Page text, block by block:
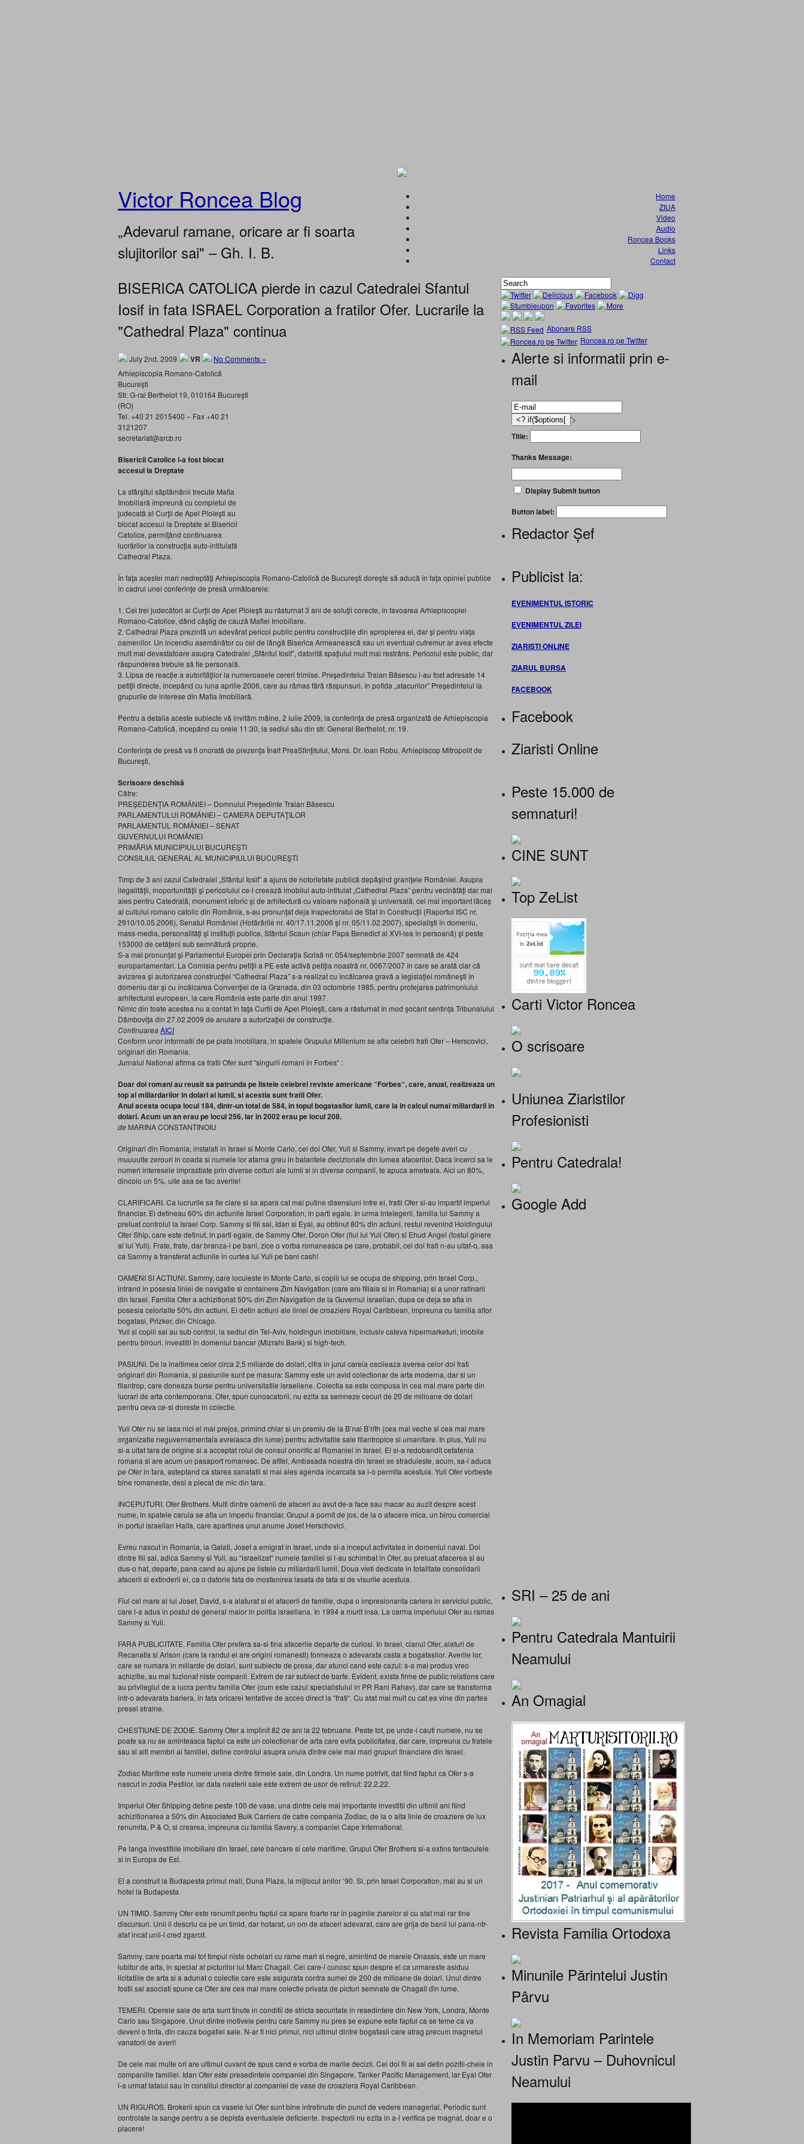
Victor Roncea Blog
„Adevarul ramane, oricare ar fi soarta
slujitorilor sai" – Gh. I. B.
Home
ZIUA
Video
Audio
Roncea Books
Links
Contact
BISERICA CATOLICA pierde in cazul Catedralei Sfantul
Iosif in fata ISRAEL Corporation a fratilor Ofer. Lucrarile la
"Cathedral Plaza" continua
July 2nd, 2009 VR
No Comments »
Arhiepiscopia Romano-Catolică
Bucureşti
Str. G-ral Berthelot 19, 010164 Bucureşti
(RO)
Tel. +40 21 2015400 – Fax +40 21
3121207
secretariat@arcb.ro
Bisericii Catolice i-a fost blocat
accesul la Dreptate
La sfârşitul săptămânii trecute Mafia
Imobiliară împreună cu completul de
judecată al Curţii de Apel Ploieşti au
blocat accesul la Dreptate al Bisericii
Catolice, permiţând continuarea
lucrărilor la construcţia auto-intitulată
Cathedral Plaza.
În faţa acestei mari nedreptăţi Arhiepiscopia Romano-Catolică de Bucureşti doreşte să aducă în faţa opiniei publice
în cadrul unei conferinţe de presă următoarele:
1. Cei trei judecători ai Curţii de Apel Ploieşti au răsturnat 3 ani de soluţii corecte, în favoarea Arhiepiscopiei
Romano-Catolice, dând câştig de cauză Mafiei Imobiliare.
2. Cathedral Plaza prezintă un adevărat pericol public pentru construcţiile din apropierea ei, dar şi pentru viaţa
oamenilor. Un incendiu asemănător cu cel de lângă Biserica Armeanească sau un eventual cutremur ar avea efecte
mult mai devastatoare asupra Catedralei „Sfântul Iosif”, datorită spaţiului mult mai restrâns. Pericolul este public, dar
răspunderea trebuie să fie personală.
3. Lipsa de reacţie a autorităţilor la numeroasele cereri trimise. Preşedintelui Traian Băsescu i-au fost adresate 14
petiţii directe, începând cu luna aprilie 2006, care au rămas fără răspunsuri, în pofida „atacurilor” Preşedintelui la
grupurile de interese din Mafia Imobiliară.
Pentru a detalia aceste subiecte vă invităm mâine, 2 iulie 2009, la conferinţa de presă organizată de Arhiepiscopia
Romano-Catolică, începând cu orele 11:30, la sediul său din str. General Berthelot, nr. 19.
Conferinţa de presă va fi onorată de prezenţa Înalt PreaSfinţitului, Mons. Dr. Ioan Robu, Arhiepiscop Mitropolit de
Bucureşti.
Scrisoare deschisă
Către:
PREŞEDENŢIA ROMÂNIEI – Domnului Preşedinte Traian Băsescu
PARLAMENTULUI ROMÂNIEI – CAMERA DEPUTAŢILOR
PARLAMENTUL ROMÂNIEI – SENAT
GUVERNULUI ROMÂNIEI
PRIMĂRIA MUNICIPIULUI BUCUREŞTI
CONSILIUL GENERAL AL MUNICIPIULUI BUCUREŞTI
Timp de 3 ani cazul Catedralei „Sfântul Iosif” a ajuns de notorietate publică depăşind graniţele României. Asupra
ilegalităţii, inoportunităţii şi pericolului ce-l creează imobilul auto-intitulat „Cathedral Plaza” pentru vecinătăţi dar mai
ales pentru Catedrală, monument istoric şi de arhitectură cu valoare naţională şi universală, cel mai important lăcaş
al cultului romano catolic din România, s-au pronunţat deja Inspectoratul de Stat în Construcţii (Raportul ISC nr.
2910/10.05.2006), Senatul României (Hotărârile nr. 40/17.11.2006 şi nr. 05/11.02.2007), specialişti în domeniu,
mass-media, personalităţi şi instituţii publice, Sfântul Scaun (chiar Papa Benedict al XVI-lea în persoană) şi peste
153000 de cetăţeni sub semnătură proprie.
S-a mai pronunţat şi Parlamentul Europei prin Declaraţia Scrisă nr. 054/septembrie 2007 semnată de 424
europarlamentari. La Comisia pentru petiţii a PE este activă petiţia noastră nr. 0067/2007 în care se arată clar că
avizarea şi autorizarea construcţiei “Cathedral Plaza” s-a realizat cu încălcarea gravă a legislaţiei româneşti în
domeniu dar şi cu încălcarea Convenţiei de la Granada, din 03 octombrie 1985, pentru protejarea patrimoniului
arhitectural european, la care România este parte din anul 1997.
Nimic din toate acestea nu a contat în faţa Curtii de Apel Ploieşti, care a răsturnat în mod şocant sentinţa Tribunalului
Dâmboviţa din 27.02.2009 de anulare a autorizaţiei de construcţie.
ContinuareaAICI
Conform unor informatii de pe piata imobiliara, in spatele Grupului Millenium se afla celebrii frati Ofer – Herscovici,
originari din Romania.
Jurnalul National afirma ca fratii Ofer sunt “singurii romani in Forbes“ :
Doar doi romani au reusit sa patrunda pe listele celebrei reviste americane “Forbes“, care, anual, realizeaza un
top al miliardarilor in dolari ai lumii, si acestia sunt fratii Ofer.
Anul acesta ocupa locul 184, dintr-un total de 584, in topul bogatasilor lumii, care ia in calcul numai miliardarii in
dolari. Acum un an erau pe locul 256, iar in 2002 erau pe locul 208.
de MARINA CONSTANTINOIU
Originari din Romania, instalati in Israel si Monte Carlo, cei doi Ofer, Yuli si Sammy, invart pe degete averi cu
muuuulte zerouri in coada si numele lor atarna greu in balantele decizionale din lumea afacerilor. Daca incerci sa le
numeri interesele imprastiate prin diverse colturi ale lumii si in diverse companii, te apuca ameteala. Aici un 80%,
dincolo un 5%, uite asa se fac averile!
CLARIFICARI. Ca lucrurile sa fie clare si sa apara cat mai putine disensiuni intre ei, fratii Ofer si-au impartit imperiul
financiar. Ei detineau 60% din actiunile Israel Corporation, in parti egale. In urma intelegerii, familia lui Sammy a
preluat controlul la Israel Corp. Sammy si fiii sai, Idan si Eyal, au obtinut 80% din actiuni, restul revenind Holdingului
Ofer Ship, care este detinut, in parti egale, de Sammy Ofer, Doron Ofer (fiul lui Yuli Ofer) si Ehud Angel (fostul ginere
al lui Yuli). Frate, frate, dar branza-i pe bani, zice o vorba romaneasca pe care, probabil, cei doi frati n-au uitat-o, asa
ca Sammy a transferat actiunile in curtea lui Yuli pe bani cash!
OAMENI SI ACTIUNI. Sammy, care locuieste in Monte Carlo, si copiii lui se ocupa de shipping, prin Israel Corp.,
intrand in posesia liniei de navigatie si containere Zim Navigation (care are filiala si in Romania) si a unor rafinarii
din Israel. Familia Ofer a achizitionat 50% din Zim Navigation de la Guvernul israelian, dupa ce deja se afla in
posesia celorlalte 50% din actiuni. Ei detin actiuni ale liniei de croaziere Royal Caribbean, impreuna cu familia altor
bogatasi, Prizker, din Chicago.
Yuli si copiii sai au sub control, la sediul din Tel-Aviv, holdinguri imobiliare, inclusiv cateva hipermarketuri, imobile
pentru birouri, investitii in domeniul bancar (Mizrahi Bank) si high-tech.
PASIUNI. De la inaltimea celor circa 2,5 miliarde de dolari, cifra in jurul careia oscileaza averea celor doi frati
originari din Romania, si pasiunile sunt pe masura: Sammy este un avid colectionar de arta moderna, dar si un
filantrop, care doneaza burse pentru universitatile israeliene. Colectia sa este compusa in cea mai mare parte din
lucrari de arta contemporana. Ofer, spun cunoscatorii, nu ezita sa semneze cecuri de 20 de milioane de dolari
pentru ceva ce-si doreste in colectie.
Yuli Ofer nu se lasa nici el mai prejos, primind chiar si un premiu de la B’nai B’rith (cea mai veche si cea mai mare
organizatie neguvernamentala evreiasca din lume) pentru activitatile sale filantropice si umanitare. In plus, Yuli nu
si-a uitat tara de origine si a acceptat rolul de consul onorific al Romaniei in Israel. El si-a redobandit cetatenia
romana si are acum un pasaport romanesc. De altfel, Ambasada noastra din Israel se straduieste, acum, sa-l aduca
pe Ofer in tara, asteptand ca starea sanatatii si mai ales agenda incarcata sa i-o permita acestuia. Yuli Ofer vorbeste
bine romaneste, desi a plecat de mic din tara.
INCEPUTURI. Ofer Brothers. Multi dintre oamenii de afaceri au avut de-a face sau macar au auzit despre acest
nume, in spatele caruia se afla un imperiu financiar. Grupul a pornit de jos, de la o afacere mica, un birou comercial
in portul israelian Haifa, care apartinea unui anume Josef Herschovici.
Evreu nascut in Romania, la Galati, Josef a emigrat in Israel, unde si-a inceput activitatea in domeniul naval. Doi
dintre fiii sai, adica Sammy si Yuli, au “israelizat“ numele familiei si l-au schimbat in Ofer, au preluat afacerea si au
dus-o hat, departe, pana cand au ajuns pe listele cu miliardarii lumii. Doua vieti dedicate in totalitate consolidarii
afacerii si extinderii ei, ca o datorie fata de mostenirea lasata de tata si de visurile acestuia.
Fiul cel mare al lui Josef, David, s-a alaturat si el afacerii de familie, dupa o impresionanta cariera in serviciul public,
care l-a adus in postul de general maior in politia israeliana. In 1994 a murit insa. La carma imperiului Ofer au ramas
Sammy si Yuli.
FARA PUBLICITATE. Familia Ofer prefera sa-si tina afacerile departe de curiosi. In Israel, clanul Ofer, alaturi de
Recanatis si Arison (care la randul ei are origini romanesti) formeaza o adevarata casta a bogatasilor. Averile lor,
care se numara in miliarde de dolari, sunt subiecte de presa, dar atunci cand este cazul: s-a mai produs vreo
achizitie, au mai fuzionat niste companii. Extrem de rar subiect de barfe. Evident, exista firme de public relations care
au privilegiul de a lucra pentru familia Ofer (cum este cazul specialistului in PR Rani Rahav), dar care se transforma
intr-o adevarata bariera, in fata oricarei tentative de acces direct la “frati“. Cu atat mai mult cu cat ea vine din partea
presei straine.
CHESTIUNE DE ZODIE. Sammy Ofer a implinit 82 de ani la 22 februarie. Peste tot, pe unde-i cauti numele, nu se
poate sa nu se aminteasca faptul ca este un colectionar de arta care evita publicitatea, dar care, impreuna cu fratele
sau si alti membri ai familiei, detine controlul asupra unuia dintre cele mai mari grupuri financiare din Israel.
Zodiac Maritime este numele uneia dintre firmele sale, din Londra. Un nume potrivit, dat fiind faptul ca Ofer s-a
nascut in zodia Pestilor, iar data nasterii sale este extrem de usor de retinut: 22.2.22.
Imperiul Ofer Shipping detine peste 100 de vase, una dintre cele mai importante investitii din ultimii ani fiind
achizitionarea a 50% din Associated Bulk Carriers de catre compania Zodiac, de la o alta linie de croaziere de lux
renumita, P & O, si crearea, impreuna cu familia Savery, a companiei Cape International.
Pe langa investitiile imobiliare din Israel, cele bancare si cele maritime, Grupul Ofer Brothers si-a extins tentaculele
si in Europa de Est.
El a construit la Budapesta primul mall, Duna Plaza, la mijlocul anilor ’90. Si, prin Israel Corporation, mai au si un
hotel la Budapesta.
UN TIMID. Sammy Ofer este renumit pentru faptul ca apare foarte rar in paginile ziarelor si cu atat mai rar tine
discursuri. Unii il descriu ca pe un timid, dar hotarat, un om de afaceri adevarat, care are grija de banii lui pana-ntr-
atat incat unii-l cred zgarcit.
Sammy, care poarta mai tot timpul niste ochelari cu rame mari si negre, amintind de marele Onassis, este un mare
iubitor de arta, in special al picturilor lui Marc Chagall. Cei care-l cunosc spun despre el ca urmareste asiduu
licitatiile de arta si a adunat o colectie care este asigurata contra sumei de 200 de milioane de dolari. Unul dintre
fostii sai asociati spune ca Ofer are cea mai mare colectie privata de picturi semnate de Chagall din lume.
TEMERI. Operele sale de arta sunt tinute in conditii de stricta securitate in resedintele din New York, Londra, Monte
Carlo sau Singapore. Unul dintre motivele pentru care Sammy nu prea se expune este faptul ca se teme ca va
deveni o tinta, din cauza bogatiei sale. N-ar fi nici primul, nici ultimul dintre bogatasii care atrag precum magnetul
vanatorii de averi!
De cele mai multe ori are ultimul cuvant de spus cand e vorba de marile decizii. Cei doi fii ai sai detin pozitii-cheie in
companiile familiei. Idan Ofer este presedintele companiei din Singapore, Tanker Pacific Management, iar Eyal Ofer
i-a urmat tatalui sau in consiliul director al companiei de vase de croaziera Royal Caribbean.
UN RIGUROS. Brokerii spun ca vasele lui Ofer sunt bine intretinute din punct de vedere managerial. Periodic sunt
controlate la sange pentru a se depista eventualele deficiente. Inspectorii nu ezita in a-l verifica pe magnat, doar e o
placere!
Abonare RSS
Roncea.ro pe Twitter
Alerte si informatii prin e-
mail
'>
Title:
Thanks Message:
Display Submit button
Button label:
Redactor Șef
Publicist la:
EVENIMENTUL ISTORIC
EVENIMENTUL ZILEI
ZIARISTI ONLINE
ZIARUL BURSA
FACEBOOK
Facebook
Ziaristi Online
Peste 15.000 de
semnaturi!
CINE SUNT
Top ZeList
Carti Victor Roncea
O scrisoare
Uniunea Ziaristilor
Profesionisti
Pentru Catedrala!
Google Add
SRI – 25 de ani
Pentru Catedrala Mantuirii
Neamului
An Omagial
Revista Familia Ortodoxa
Minunile Părintelui Justin
Pârvu
In Memoriam Parintele
Justin Parvu – Duhovnicul
Neamului